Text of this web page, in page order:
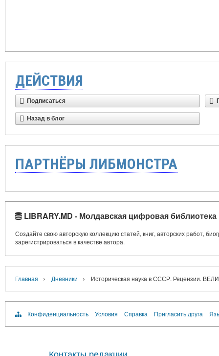
ДЕЙСТВИЯ
Подписаться
Назад в блог
ПАРТНЁРЫ ЛИБМОНСТРА
LIBRARY.MD - Молдавская цифровая библиотека
Создайте свою авторскую коллекцию статей, книг, авторских работ,
зарегистрироваться в качестве автора.
Главная › Дневники › Историческая наука в СССР. Рецензии.
Конфиденциальность Условия Справка Пригласить друга